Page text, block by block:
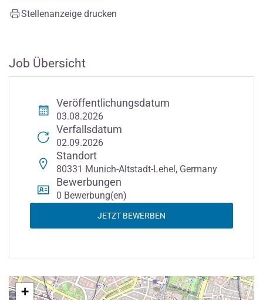
Stellenanzeige drucken
Job Übersicht
Veröffentlichungsdatum
03.08.2026
Verfallsdatum
02.09.2026
Standort
80331 Munich-Altstadt-Lehel, Germany
Bewerbungen
0 Bewerbung(en)
JETZT BEWERBEN
+